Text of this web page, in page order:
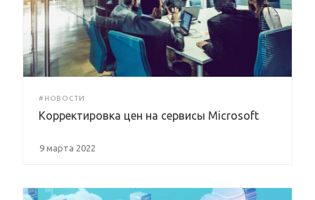
#НОВОСТИ
Корректировка цен на сервисы Microsoft
9 марта 2022